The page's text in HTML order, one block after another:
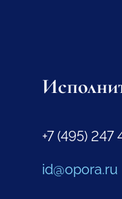
+7 (495) 247
id@opora.ru